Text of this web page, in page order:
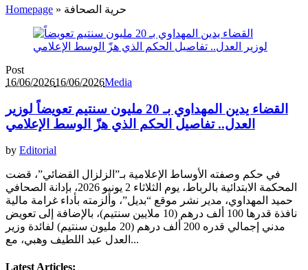
Homepage » حرية الصحافة
Post
16/06/202616/06/2026Media
القضاء يدين المهداوي بـ 20 مليون سنتيم تعويضاً لوزير
العدل.. تفاصيل الحكم الذي هزّ الوسط الإعلامي
by Editorial
في حكم وصفته الأوساط الإعلامية بـ”الزلزال القضائي”، قضت
المحكمة الابتدائية بالرباط، يوم الثلاثاء 2 يونيو 2026، بإدانة الصحافي
حميد المهداوي، مدير نشر موقع “بديل”، وألزمته بأداء غرامة مالية
نافذة قدرها 100 ألف درهم (10 ملايين سنتيم)، بالإضافة إلى تعويض
مدني إجمالي قدره 200 ألف درهم (20 مليون سنتيم) لفائدة وزير
العدل عبد اللطيف وهبي، مع...
Latest Articles: